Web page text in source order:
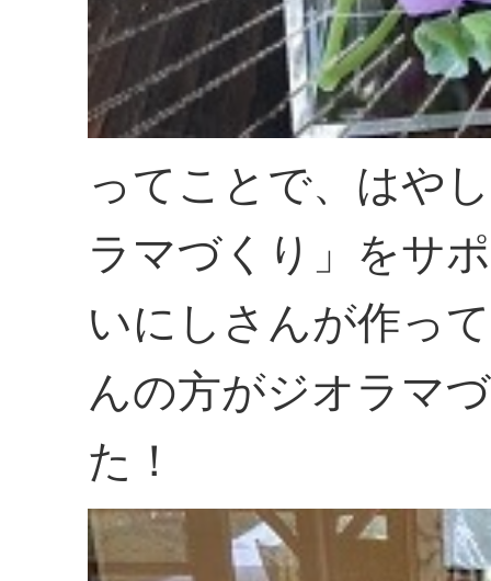
ってことで、はや
ラマづくり」をサ
いにしさんが作っ
んの方がジオラマ
た！